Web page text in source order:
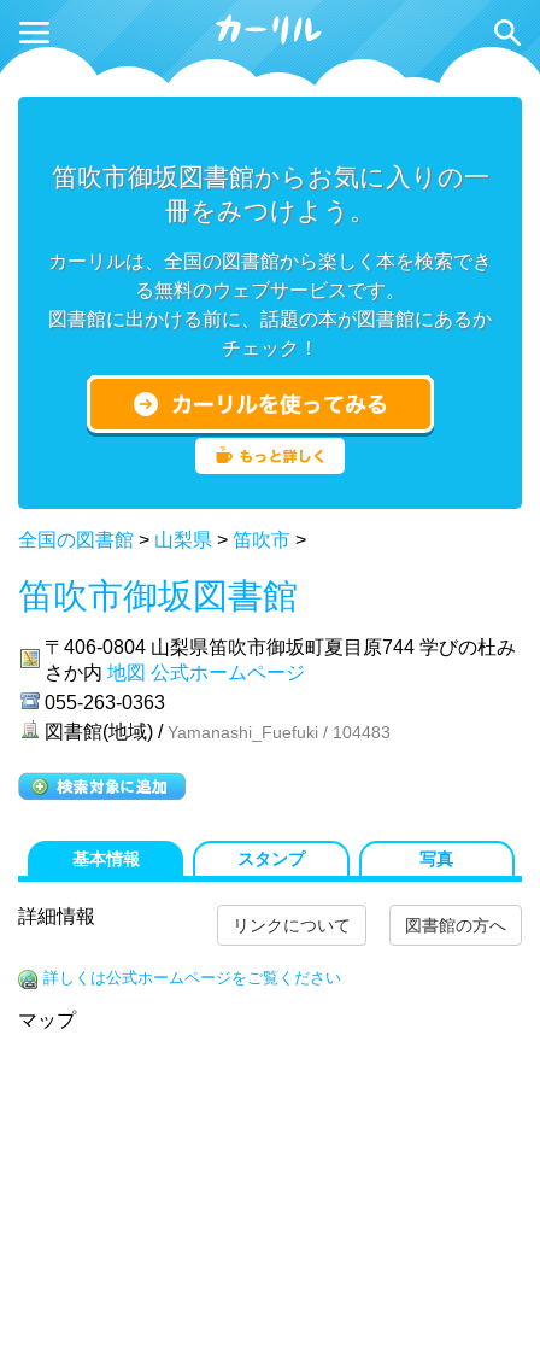
笛吹市御坂図書館からお気に入りの一
冊をみつけよう。
カーリルは、全国の図書館から楽しく本を検索でき
る無料のウェブサービスです。
図書館に出かける前に、話題の本が図書館にあるか
チェック！
全国の図書館 > 山梨県 > 笛吹市 >
笛吹市御坂図書館
〒406-0804 山梨県笛吹市御坂町夏目原744 学びの杜み
さか内 地図 公式ホームページ
055-263-0363
図書館(地域) / Yamanashi_Fuefuki / 104483
基本情報 スタンプ 写真
リンクについて 図書館の方へ
詳細情報
詳しくは公式ホームページをご覧ください
マップ